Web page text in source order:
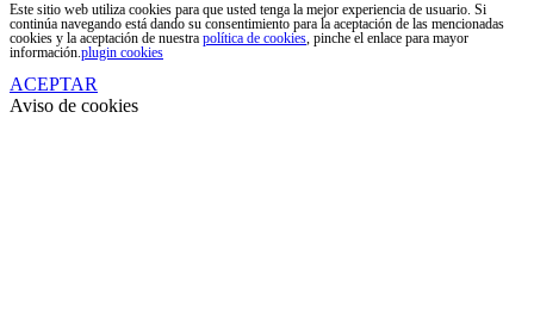
Este sitio web utiliza cookies para que usted tenga la mejor experiencia de usuario. Si
continúa navegando está dando su consentimiento para la aceptación de las mencionadas
cookies y la aceptación de nuestra política de cookies, pinche el enlace para mayor
información.plugin cookies
ACEPTAR
Aviso de cookies